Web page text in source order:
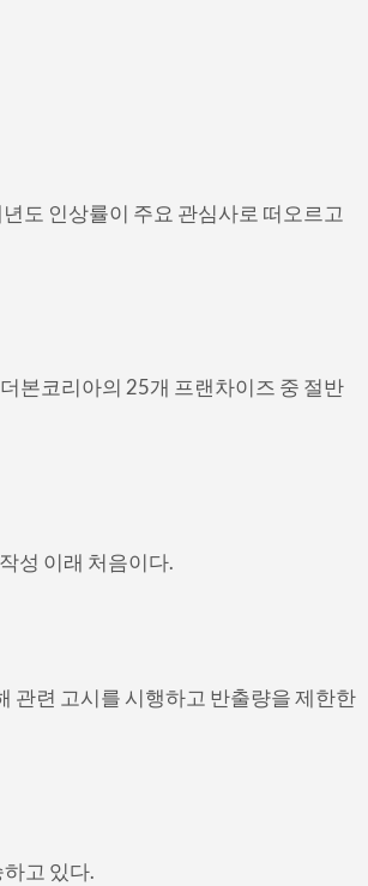
도 인상률이 주요 관심사로 떠오르고
본코리아의 25개 프랜차이즈 중 절반
성 이래 처음이다.
관련 고시를 시행하고 반출량을 제한한
고 있다.